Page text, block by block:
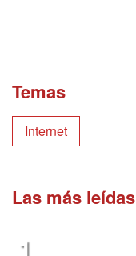
Temas
Internet
Las más leídas